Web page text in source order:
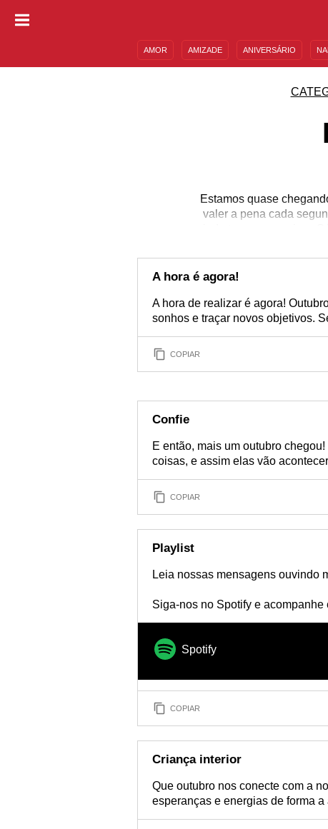
AMOR AMIZADE ANIVERSÁRIO
Estamos quase
valer a pena cada
ainda temos para viver.
Dia do Saci, para
brasileiro. Apenas trinta
A hora é agora!
A hora de realizar é agora!
sonhos e traçar novos objetivos.
COPIAR
Confie
E então, mais um outubro
coisas, e assim elas vão
COPIAR
Playlist
Leia nossas mensagens ouvindo
Siga-nos no Spotify e
Spotify
COPIAR
Criança interior
Que outubro nos conecte com a
esperanças e energias de forma